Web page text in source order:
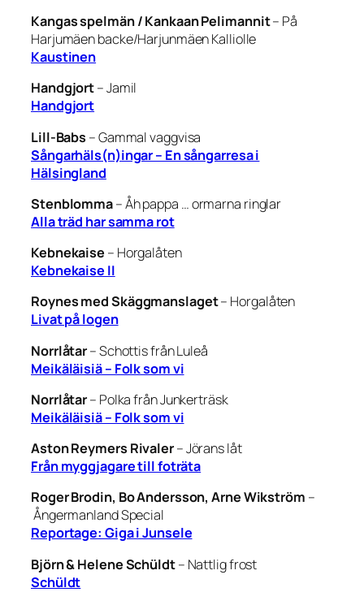
Kangas spelmän / Kankaan Pelimannit– På
Harjumäen backe/Harjunmäen Kalliolle
Kaustinen
Handgjort–Jamil
Handgjort
Lill-Babs –Gammal vaggvisa
Sångarhäls(n)ingar – En sångarresa i
Hälsingland
Stenblomma–Åh pappa … ormarna ringlar
Alla träd har samma rot
Kebnekaise – Horgalåten
Kebnekaise II
Roynes med Skäggmanslaget– Horgalåten
Livat på logen
Norrlåtar–Schottis från Luleå
Meikäläisiä – Folk som vi
Norrlåtar– Polka från Junkerträsk
Meikäläisiä – Folk som vi
Aston Reymers Rivaler–Jörans låt
Från myggjagare till foträta
Roger Brodin, Bo Andersson, Arne Wikström –
Ångermanland Special
Reportage: Giga i Junsele
Björn & Helene Schüldt– Nattlig frost
Schüldt